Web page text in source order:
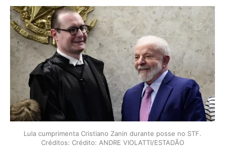
Lula cumprimenta Cristiano Zanin durante posse no STF.
Créditos: Crédito: ANDRE VIOLATTI/ESTADÃO